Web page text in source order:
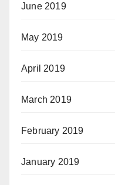
June 2019
May 2019
April 2019
March 2019
February 2019
January 2019